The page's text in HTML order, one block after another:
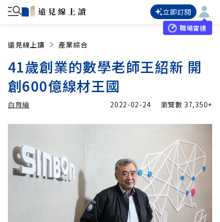
立即訂閱
職場雷達
遠見線上讀 產業綜合
41歲創業的數學老師王紹新 開
創600億線材王國
白育綸 2022-02-24 瀏覽數 37,350+